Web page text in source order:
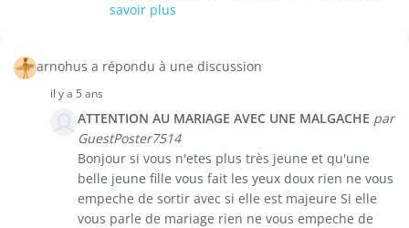
savoir plus
arnohus a répondu à une discussion
il y a 5 ans
ATTENTION AU MARIAGE AVEC UNE MALGACHE par
GuestPoster7514
Bonjour si vous n'etes plus très jeune et qu'une
belle jeune fille vous fait les yeux doux rien ne vous
empeche de sortir avec si elle est majeure Si elle
vous parle de mariage rien ne vous empeche de